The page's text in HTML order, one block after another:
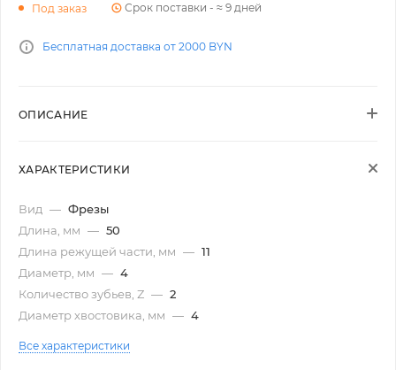
Под заказ Срок поставки - ≈ 9 дней
Бесплатная доставка от 2000 BYN
ОПИСАНИЕ
ХАРАКТЕРИСТИКИ
Вид — Фрезы
Длина, мм — 50
Длина режущей части, мм — 11
Диаметр, мм — 4
Количество зубьев, Z — 2
Диаметр хвостовика, мм — 4
Все характеристики